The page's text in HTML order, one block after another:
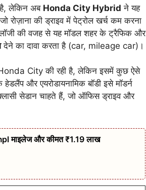
है, लेकिन अब Honda City Hybrid ने यह
रोज़ाना की ड्राइव में पेट्रोल खर्च कम करना
की वजह से यह मॉडल शहर के ट्रैफिक और
देने का दावा करता है (car, mileage car)।
City की रही है, लेकिन इसमें कुछ ऐसे
और एयरोडायनामिक बॉडी इसे मॉडर्न
सेडान चाहते हैं, जो ऑफिस ड्राइव और
माइलेज और कीमत ₹1.19 लाख